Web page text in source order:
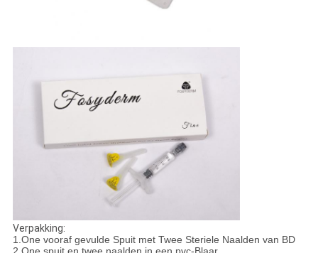
Verpakking:
1.One vooraf gevulde Spuit met Twee Steriele Naalden van BD
2.One spuit en twee naalden in een pvc-Blaar.